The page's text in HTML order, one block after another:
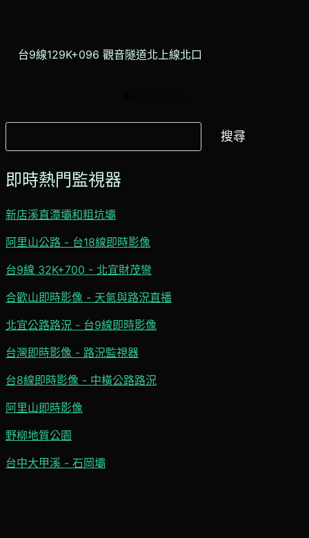
台9線129K+096 觀音隧道北上線北口
尋
搜尋
即時熱門監視器
新店溪直潭壩和粗坑壩
阿里山公路 - 台18線即時影像
台9線 32K+700 - 北宜財茂彎
合歡山即時影像 - 天氣與路況直播
北宜公路路況 - 台9線即時影像
台灣即時影像 - 路況監視器
台8線即時影像 - 中橫公路路況
阿里山即時影像
野柳地質公園
台中大甲溪 - 石岡壩